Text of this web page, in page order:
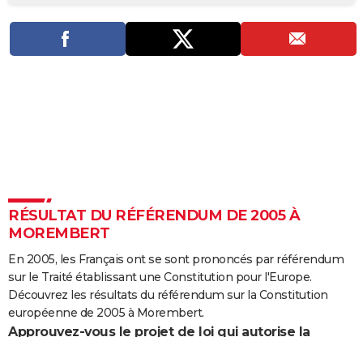
PHOTO
GUIDES D'ACHAT
COPAINS D'AVANT
FORUM
Bricolage
Lifestyle
Culture
Sport
Auto
Television
Voyage
Cinema
RÉSULTAT DU RÉFÉRENDUM DE 2005 À
MOREMBERT
En 2005, les Français ont se sont prononcés par référendum
sur le Traité établissant une Constitution pour l'Europe.
Découvrez les résultats du référendum sur la Constitution
européenne de 2005 à Morembert.
Approuvez-vous le projet de loi qui autorise la